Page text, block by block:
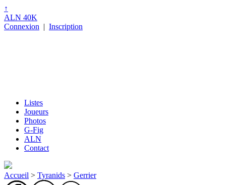
↑
ALN 40K
Connexion | Inscription
Listes
Joueurs
Photos
G-Fig
ALN
Contact
Accueil > Tyranids > Gerrier